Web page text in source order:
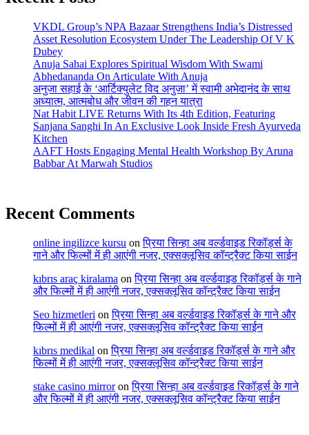
VKDL Group’s NPA Bazaar Strengthens India’s Distressed
Asset Resolution Ecosystem Under The Leadership Of V K
Dubey
Anuja Sahai Explores Spiritual Wisdom With Swami
Abhedananda On Articulate With Anuja
अनुजा सहाई के ‘आर्टिक्युलेट विद अनुजा’ में स्वामी अभेदानंद के साथ
अध्यात्म, आत्मबोध और जीवन की गहन यात्रा
Nat Habit LIVE Returns With Its 4th Edition, Featuring
Sanjana Sanghi In An Exclusive Look Inside Fresh Ayurveda
Kitchen
AAFT Hosts Engaging Mental Health Workshop By Aruna
Babbar At Marwah Studios
Recent Comments
online ingilizce kursu onप्रिया सिन्हा अब वर्ल्डवाइड रिकॉर्ड्स के
गाने और फिल्मों में ही आएंगी नजर, एक्सक्लूसिव कॉन्ट्रैक्ट किया साईन
kıbrıs araç kiralama onप्रिया सिन्हा अब वर्ल्डवाइड रिकॉर्ड्स के गाने
और फिल्मों में ही आएंगी नजर, एक्सक्लूसिव कॉन्ट्रैक्ट किया साईन
Seo hizmetleri onप्रिया सिन्हा अब वर्ल्डवाइड रिकॉर्ड्स के गाने और
फिल्मों में ही आएंगी नजर, एक्सक्लूसिव कॉन्ट्रैक्ट किया साईन
kıbrıs medikal onप्रिया सिन्हा अब वर्ल्डवाइड रिकॉर्ड्स के गाने और
फिल्मों में ही आएंगी नजर, एक्सक्लूसिव कॉन्ट्रैक्ट किया साईन
stake casino mirroronप्रिया सिन्हा अब वर्ल्डवाइड रिकॉर्ड्स के गाने
और फिल्मों में ही आएंगी नजर, एक्सक्लूसिव कॉन्ट्रैक्ट किया साईन